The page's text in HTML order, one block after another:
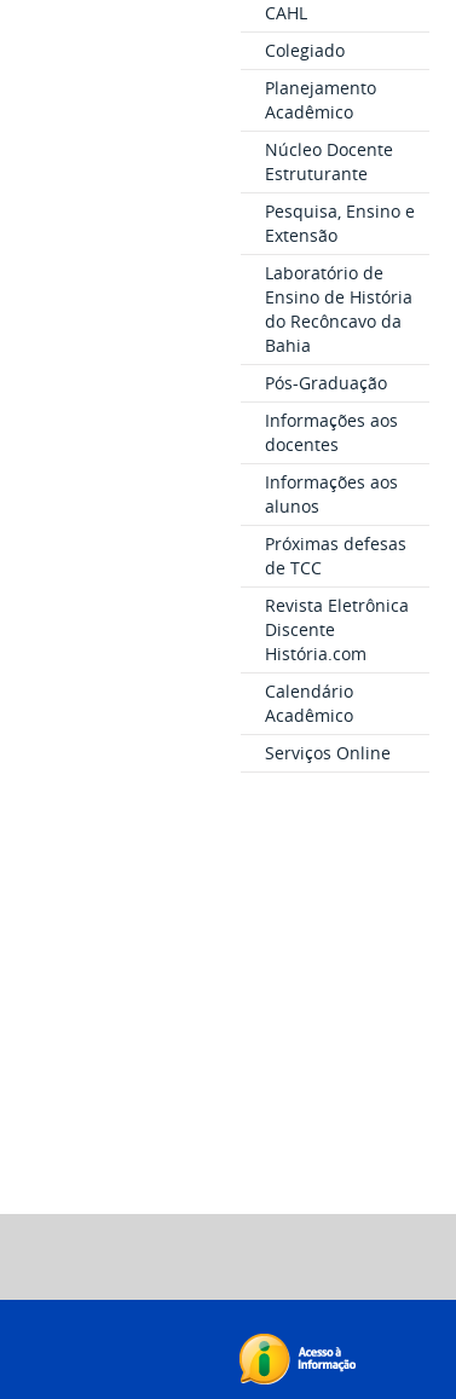
CAHL
Colegiado
Planejamento
Acadêmico
Núcleo Docente
Estruturante
Pesquisa, Ensino e
Extensão
Laboratório de
Ensino de História
do Recôncavo da
Bahia
Pós-Graduação
Informações aos
docentes
Informações aos
alunos
Próximas defesas
de TCC
Revista Eletrônica
Discente
História.com
Calendário
Acadêmico
Serviços Online